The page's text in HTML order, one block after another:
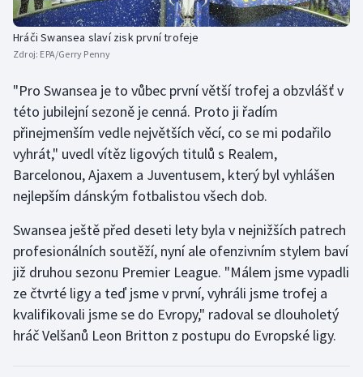
Moderní pětiboj
Motorsport
Olympijské hry
Parasport
Plavání
Plážový volejbal
Ragby
Rychlobruslení
Rychlostní kanoistika
Hráči Swansea slaví zisk první trofeje
Zdroj: EPA/Gerry Penny
"Pro Swansea je to vůbec první větší trofej a obzvlášť v
této jubilejní sezoně je cenná. Proto ji řadím
přinejmenším vedle největších věcí, co se mi podařilo
vyhrát," uvedl vítěz ligových titulů s Realem,
Barcelonou, Ajaxem a Juventusem, který byl vyhlášen
nejlepším dánským fotbalistou všech dob.
Swansea ještě před deseti lety byla v nejnižších patrech
profesionálních soutěží, nyní ale ofenzivním stylem baví
již druhou sezonu Premier League. "Málem jsme vypadli
ze čtvrté ligy a teď jsme v první, vyhráli jsme trofej a
kvalifikovali jsme se do Evropy," radoval se dlouholetý
hráč Velšanů Leon Britton z postupu do Evropské ligy.